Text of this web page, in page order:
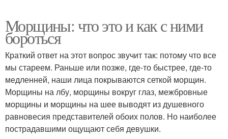
Морщины: что это и как с ними
бороться
Краткий ответ на этот вопрос звучит так: потому что все
мы стареем. Раньше или позже, где-то быстрее, где-то
медленней, наши лица покрываются сеткой морщин.
Морщины на лбу, морщины вокруг глаз, межбровные
морщины и морщины на шее выводят из душевного
равновесия представителей обоих полов. Но наиболее
пострадавшими ощущают себя девушки.